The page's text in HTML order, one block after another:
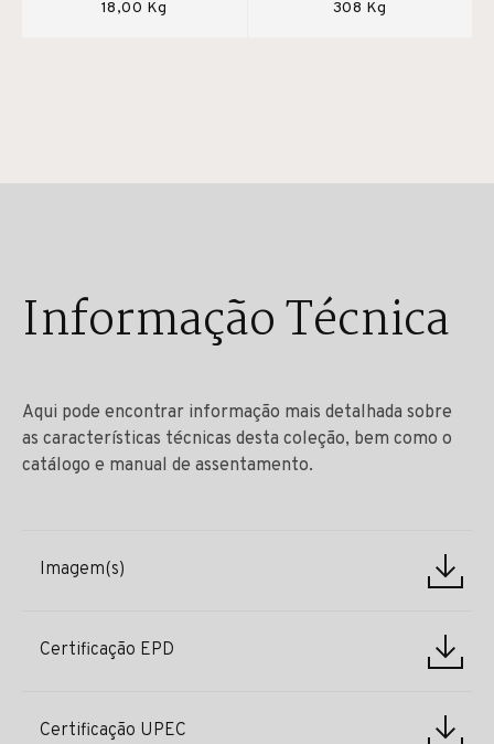
18,00 Kg 308 Kg
Informação Técnica
Aqui pode encontrar informação mais detalhada sobre
as características técnicas desta coleção, bem como o
catálogo e manual de assentamento.
Imagem(s)
Certificação EPD
Certificação UPEC